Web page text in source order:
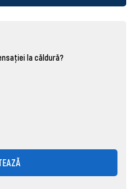
la căldură?